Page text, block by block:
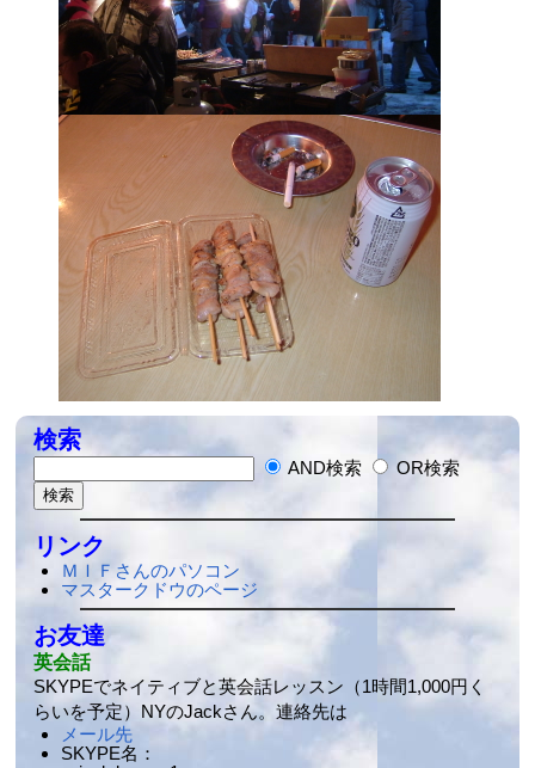
検索
AND検索 OR検索
リンク
ＭＩＦさんのパソコン
マスタークドウのページ
お友達
英会話
SKYPEでネイティブと英会話レッスン（1時間1,000円く
らいを予定）NYのJackさん。連絡先は
メール先
SKYPE名：